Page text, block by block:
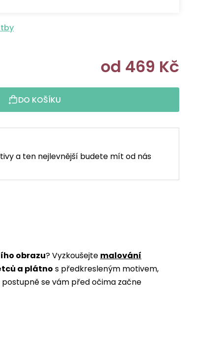
od 469 Kč
DO KOŠÍKU
a ten nejlevnější budete mít od nás
obrazu? Vyzkoušejte malování
a plátno s předkresleným motivem,
se vám před očima začne